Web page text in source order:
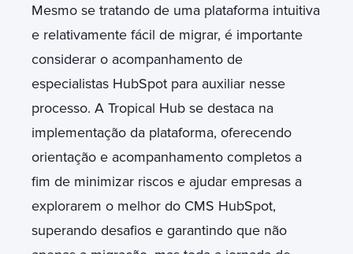
Mesmo se tratando de uma plataforma intuitiva
e relativamente fácil de migrar, é importante
considerar o acompanhamento de
especialistas HubSpot para auxiliar nesse
processo. A Tropical Hub se destaca na
implementação da plataforma, oferecendo
orientação e acompanhamento completos a
fim de minimizar riscos e ajudar empresas a
explorarem o melhor do CMS HubSpot,
superando desafios e garantindo que não